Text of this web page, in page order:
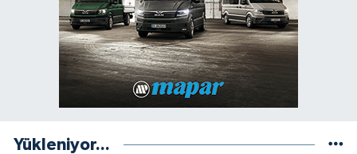
Yükleniyor...